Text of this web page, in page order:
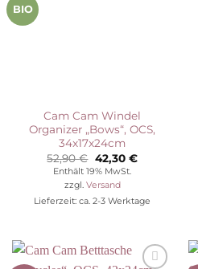
BIO
Cam Cam Windel
Organizer „Bows“, OCS,
34x17x24cm
52,90€ Ursprünglicher
Preis
war:
52,90 €
42,30 €Aktueller
Enthält 19% MwSt.
zzgl. Versand
Lieferzeit: ca. 2-3 Werktage